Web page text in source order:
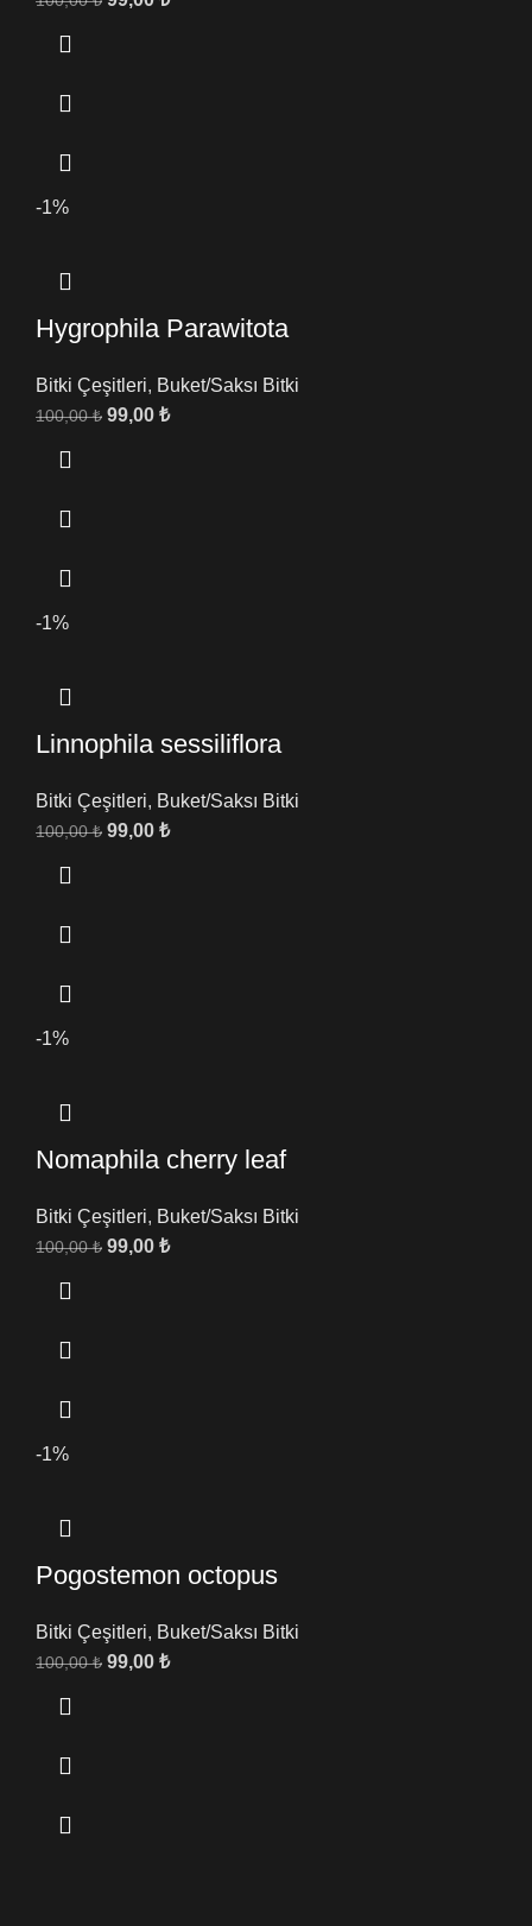
-1%
Hygrophila Parawitota
Bitki Çeşitleri, Buket/Saksı Bitki
100,00₺ 99,00 ₺
-1%
Linnophila sessiliflora
Bitki Çeşitleri, Buket/Saksı Bitki
100,00₺ 99,00 ₺
-1%
Nomaphila cherry leaf
Bitki Çeşitleri, Buket/Saksı Bitki
100,00₺ 99,00 ₺
-1%
Pogostemon octopus
Bitki Çeşitleri, Buket/Saksı Bitki
100,00₺ 99,00 ₺